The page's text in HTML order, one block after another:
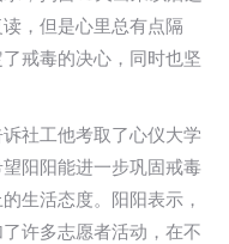
，但是心里总有点隔
戒毒的决心，同时也坚
社工他考取了心仪大学
阳阳能进一步巩固戒毒
生活态度。阳阳表示，
许多志愿者活动，在不